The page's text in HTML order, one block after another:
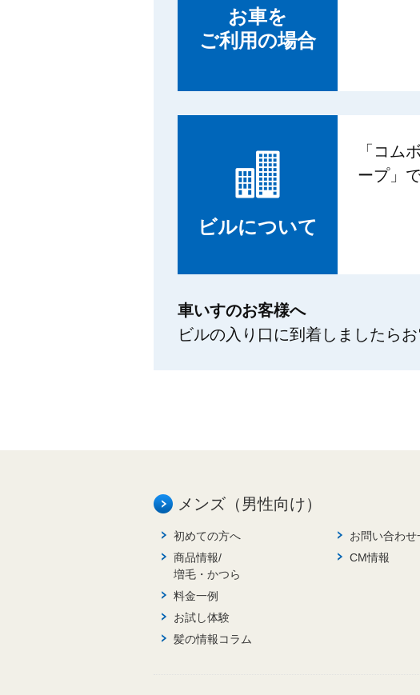
お車を
ご利用の場合
ビルについて
「コム
ープ」
車いすのお客様へ
ビルの入り口に到着しましたら
メンズ（男性向け）
初めての方へ
商品情報/
増毛・かつら
料金一例
お試し体験
髪の情報コラム
お問い合わせ
CM情報